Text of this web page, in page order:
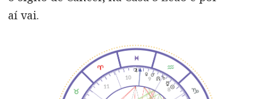
aí vai.